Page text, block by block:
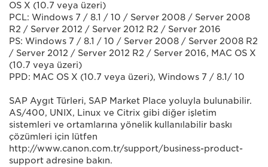
OS X (10.7 veya üzeri)
PCL: Windows 7 / 8.1 / 10 / Server 2008 / Server 2008
R2 / Server 2012 / Server 2012 R2 / Server 2016
PS: Windows 7 / 8.1 / 10 / Server 2008 / Server 2008 R2
/ Server 2012 / Server 2012 R2 / Server 2016, MAC OS X
(10.7 veya üzeri)
PPD: MAC OS X (10.7 veya üzeri), Windows 7 / 8.1/ 10
SAP Aygıt Türleri, SAP Market Place yoluyla bulunabilir.
AS/400, UNIX, Linux ve Citrix gibi diğer işletim
sistemleri ve ortamlarına yönelik kullanılabilir baskı
çözümleri için lütfen
http://www.canon.com.tr/support/business-product-
support adresine bakın.